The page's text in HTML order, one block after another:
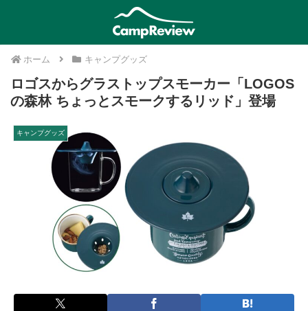
ホーム キャンプグッズ
ロゴスからグラストップスモーカー「LOGOS
の森林 ちょっとスモークするリッド」登場
キャンプグッズ